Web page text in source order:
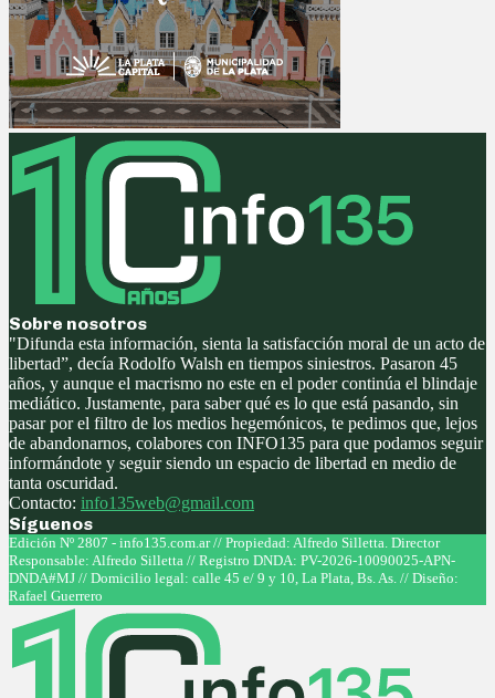
Sobre nosotros
"Difunda esta información, sienta la satisfacción moral de un acto de
libertad”, decía Rodolfo Walsh en tiempos siniestros. Pasaron 45
años, y aunque el macrismo no este en el poder continúa el blindaje
mediático. Justamente, para saber qué es lo que está pasando, sin
pasar por el filtro de los medios hegemónicos, te pedimos que, lejos
de abandonarnos, colabores con INFO135 para que podamos seguir
informándote y seguir siendo un espacio de libertad en medio de
tanta oscuridad.
Contacto: info135web@gmail.com
Síguenos
Facebook
Twitter
Instagram
Youtube
Edición Nº 2807 - info135.com.ar // Propiedad: Alfredo Silletta. Director
Responsable: Alfredo Silletta // Registro DNDA: PV-2026-10090025-APN-
DNDA#MJ // Domicilio legal: calle 45 e/ 9 y 10, La Plata, Bs. As. // Diseño:
Rafael Guerrero